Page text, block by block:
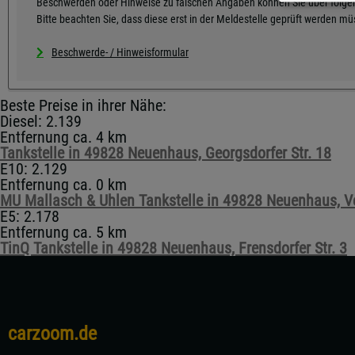
Bitte beachten Sie, dass diese erst in der Meldestelle geprüft werden
Beschwerde- / Hinweisformular
Beste Preise in ihrer Nähe:
Diesel: 2.139
Entfernung ca. 4 km
Tankstelle in 49828 Neuenhaus, Georgsdorfer Str. 18
E10: 2.129
Entfernung ca. 0 km
MU Mallasch & Uhlen Tankstelle in 49828 Neuenhaus,
E5: 2.178
Entfernung ca. 5 km
TinQ Tankstelle in 49828 Neuenhaus, Frensdorfer Str. 3
carzoom.de